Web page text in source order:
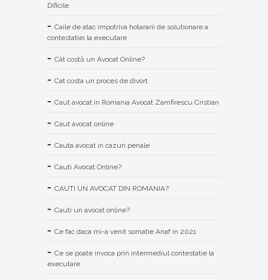
Dificile
Caile de atac impotriva hotararii de solutionare a
contestatiei la executare
Cât costă un Avocat Online?
Cat costa un proces de divort
Caut avocat in Romania Avocat Zamfirescu Cristian
Caut avocat online
Cauta avocat in cazuri penale
Cauti Avocat Online?
CAUTI UN AVOCAT DIN ROMANIA?
Cauti un avocat online?
Ce fac daca mi-a venit somatie Anaf in 2021
Ce se poate invoca prin intermediul contestatie la
executare